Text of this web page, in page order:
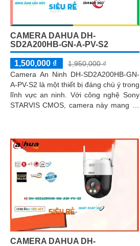
CAMERA DAHUA DH-
SD2A200HB-GN-A-PV-S2
1,500,000 ₫
1,950,000 ₫
Camera An Ninh DH-SD2A200HB-GN-
A-PV-S2 là một thiết bị đáng chú ý trong
lĩnh vực an ninh. Với công nghệ Sony
STARVIS CMOS, camera này mang lại
CAMERA DAHUA DH-